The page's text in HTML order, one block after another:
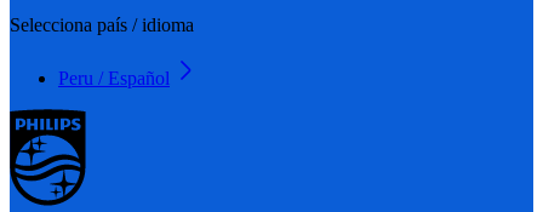
Selecciona país / idioma
Peru / Español